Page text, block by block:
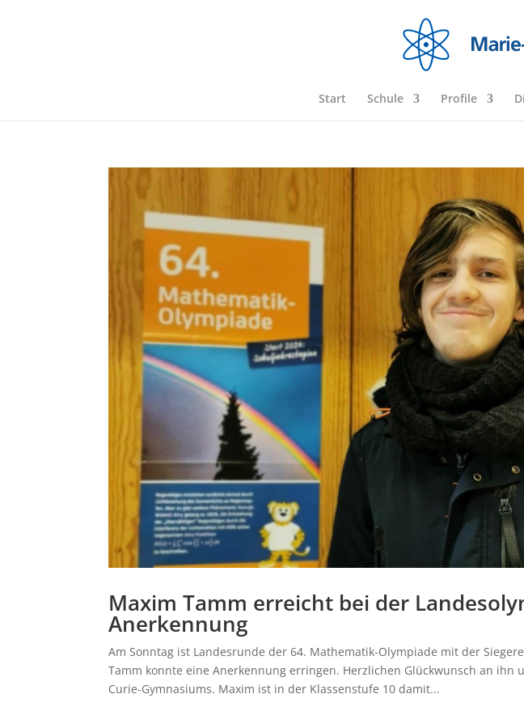
Start Schule Profile
Maxim Tamm erreicht bei der
Anerkennung
Am Sonntag ist Landesrunde der 64. Mathematik-Olympiade mit der
Tamm konnte eine Anerkennung erringen. Herzlichen Glückwunsch an ihn
Curie-Gymnasiums. Maxim ist in der Klassenstufe 10 damit...